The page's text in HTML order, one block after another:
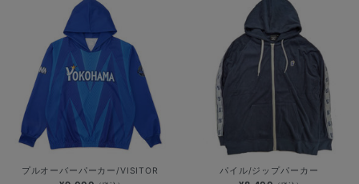
プルオーバーパーカー/VISITOR パイル/ジップパーカー